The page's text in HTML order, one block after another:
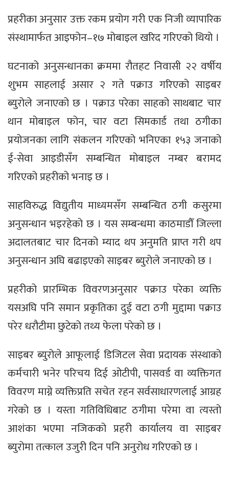
प्रहरीका अनुसार उक्त रकम प्रयोग गरी एक निजी व्यापारिक
संस्थामार्फत आइफोन–१७ मोबाइल खरिद गरिएको थियो ।
घटनाको अनुसन्धानका क्रममा रौतहट निवासी २२ वर्षीय
शुभम साहलाई असार २ गते पक्राउ गरिएको साइबर
ब्युरोले जनाएको छ । पक्राउ परेका साहको साथबाट चार
थान मोबाइल फोन, चार वटा सिमकार्ड तथा ठगीका
प्रयोजनका लागि संकलन गरिएको भनिएका १५३ जनाको
ई-सेवा आइडीसँग सम्बन्धित मोबाइल नम्बर बरामद
गरिएको प्रहरीको भनाइ छ ।
साहविरुद्ध विद्युतीय माध्यमसँग सम्बन्धित ठगी कसुरमा
अनुसन्धान भइरहेको छ । यस सम्बन्धमा काठमाडौँ जिल्ला
अदालतबाट चार दिनको म्याद थप अनुमति प्राप्त गरी थप
अनुसन्धान अघि बढाइएको साइबर ब्युरोले जनाएको छ ।
प्रहरीको प्रारम्भिक विवरणअनुसार पक्राउ परेका व्यक्ति
यसअघि पनि समान प्रकृतिका दुई वटा ठगी मुद्दामा पक्राउ
परेर धरौटीमा छुटेको तथ्य फेला परेको छ ।
साइबर ब्युरोले आफूलाई डिजिटल सेवा प्रदायक संस्थाको
कर्मचारी भनेर परिचय दिई ओटीपी, पासवर्ड वा व्यक्तिगत
विवरण माग्ने व्यक्तिप्रति सचेत रहन सर्वसाधारणलाई आग्रह
गरेको छ । यस्ता गतिविधिबाट ठगीमा परेमा वा त्यस्तो
आशंका भएमा नजिकको प्रहरी कार्यालय वा साइबर
ब्युरोमा तत्काल उजुरी दिन पनि अनुरोध गरिएको छ ।